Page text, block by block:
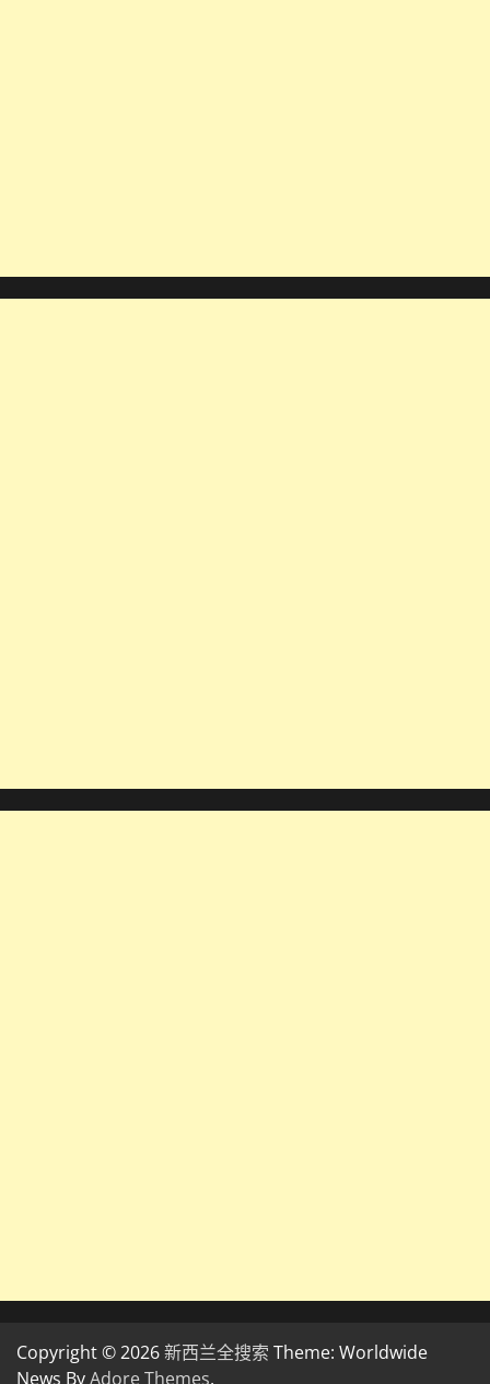
Copyright © 2026新西兰全搜索 Theme: Worldwide
News ByAdore Themes.